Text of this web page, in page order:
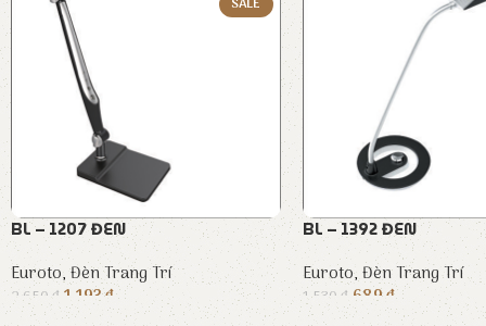
BL – 1207 ĐEN
Euroto,Đèn Trang Trí
2.650 ₫ 1.193₫
BL – 1392 ĐEN
Euroto, Đèn Trang Trí
1.530 ₫ 689₫